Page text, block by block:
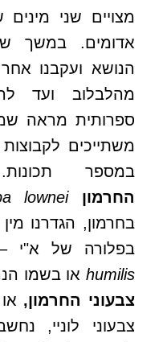
מצויים שני
אדומים. במשך
הנושא ועקבנו
מהלבלוב ועד
ספרותית מראה
משתייכים
במספר
החרמון
lownei
בחרמון, הגדרנו
בפלורה של א"י
humilis או בשמו
צבעוני החרמון,
צבעוני לוניי,